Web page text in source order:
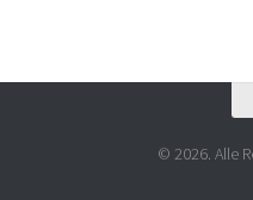
© 2026. Alle